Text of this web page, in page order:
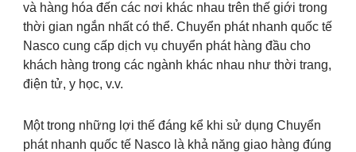
và hàng hóa đến các nơi khác nhau trên thế giới trong
thời gian ngắn nhất có thể. Chuyển phát nhanh quốc tế
Nasco cung cấp dịch vụ chuyển phát hàng đầu cho
khách hàng trong các ngành khác nhau như thời trang,
điện tử, y học, v.v.
Một trong những lợi thế đáng kể khi sử dụng Chuyển
phát nhanh quốc tế Nasco là khả năng giao hàng đúng